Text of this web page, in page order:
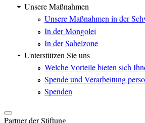
Unsere Maßnahmen
Unsere Maßnahmen in der
In der Mongolei
In der Sahelzone
Unterstützen Sie uns
Welche Vorteile bieten sich
Spende und Verarbeitung
Spenden
Partner der Stiftung